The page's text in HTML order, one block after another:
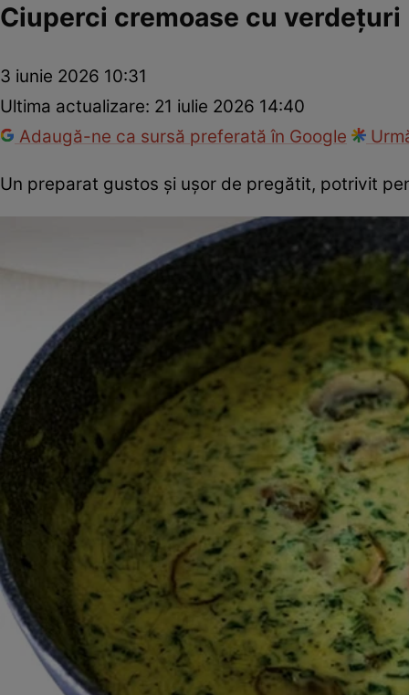
Ciuperci cremoase cu verdețuri
3 iunie 2026 10:31
Ultima actualizare: 21 iulie 2026 14:40
Adaugă-ne ca sursă preferată în Google
Un preparat gustos și ușor de pregătit, potrivit